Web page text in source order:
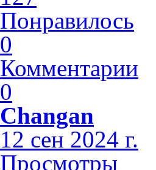
Понравилось
0
Комментарии
0
Changan
12 сен 2024 г.
Просмотры